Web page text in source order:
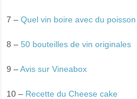
7 –Quel vin boire avec du
8 –50 bouteilles de vin originales
9 –Avis sur Vineabox
10 – Recette du Cheese cake